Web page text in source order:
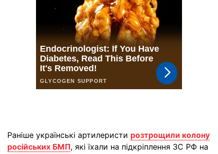
Раніше українські артилеристи розтрощили колону
російських БМП, які їхали на підкріплення ЗС РФ на